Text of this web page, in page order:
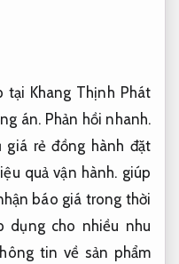
tại Khang Thịnh Phát
án. Phản hồi nhanh.
giá rẻ đồng hành đặt
quả vận hành. giúp
báo giá trong thời
dụng cho nhiều nhu
tin về sản phẩm